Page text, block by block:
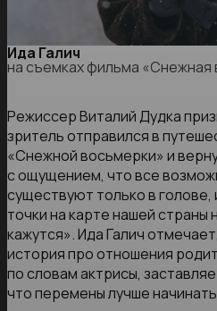
Ида Галич
на съемках фильма «Снежная
Режиссер Виталий Дудка
зритель отправился в
«Снежной восьмерки» и
с ощущением, что все
существуют только в
точки на карте нашей
кажутся». Ида Галич
история про отношения
по словам актрисы,
что перемены лучше